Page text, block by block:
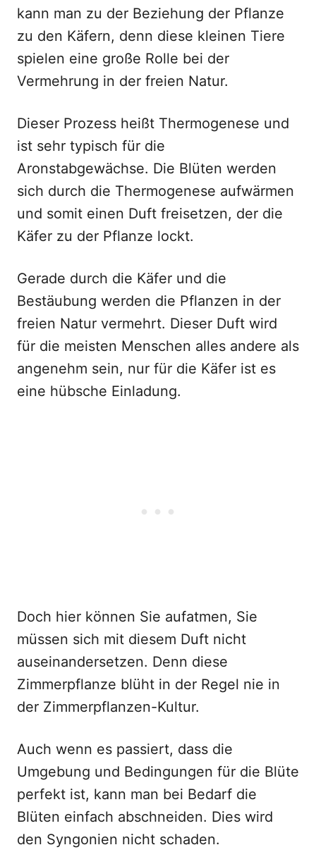
kann man zu der Beziehung der Pflanze
zu den Käfern, denn diese kleinen Tiere
spielen eine große Rolle bei der
Vermehrung in der freien Natur.
Dieser Prozess heißt Thermogenese und
ist sehr typisch für die
Aronstabgewächse. Die Blüten werden
sich durch die Thermogenese aufwärmen
und somit einen Duft freisetzen, der die
Käfer zu der Pflanze lockt.
Gerade durch die Käfer und die
Bestäubung werden die Pflanzen in der
freien Natur vermehrt. Dieser Duft wird
für die meisten Menschen alles andere als
angenehm sein, nur für die Käfer ist es
eine hübsche Einladung.
Doch hier können Sie aufatmen, Sie
müssen sich mit diesem Duft nicht
auseinandersetzen. Denn diese
Zimmerpflanze blüht in der Regel nie in
der Zimmerpflanzen-Kultur.
Auch wenn es passiert, dass die
Umgebung und Bedingungen für die Blüte
perfekt ist, kann man bei Bedarf die
Blüten einfach abschneiden. Dies wird
den Syngonien nicht schaden.